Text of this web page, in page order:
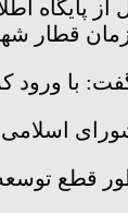
از
قطار
و واگن‌ها به
شهر کرج بیان
قطع